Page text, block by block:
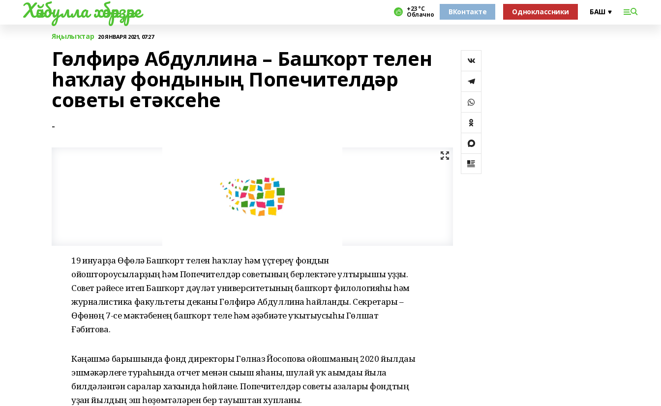
Хәйбулла хәбәрҙәре +23 °С
Облачно ВКонтакте Одноклассники
Яңылыҡтар 20 ЯНВАРЯ 2021, 07:27
Гөлфирә Абдуллина – Башҡорт телен
һаҡлау фондының Попечителдәр
советы етәксеһе
-
19 ғинуарҙа Өфөлә Башҡорт телен һаҡлау һәм үҫтереү фондын
ойоштороусыларҙың һәм Попечителдәр советының берлектәге ултырышы уҙҙы.
Совет рәйесе итеп Башҡорт дәүләт университетының башҡорт филологияһы һәм
журналистика факультеты деканы Гөлфирә Абдуллина һайланды. Секретары –
Өфөнөң 7-се мәктәбенең башҡорт теле һәм әҙәбиәте уҡытыусыһы Гөлшат
Ғәбитова.
Кәңәшмә барышында фонд директоры Гөлназ Йосопова ойошманың 2020 йылдағы
эшмәкәрлеге тураһында отчет менән сығыш яһаны, шулай уҡ ағымдағы йылға
билдәләнгән саралар хаҡында һөйләне. Попечителдәр советы ағзалары фондтың
уҙған йылдың эш һөҙөмтәләрен бер тауыштан хупланы.